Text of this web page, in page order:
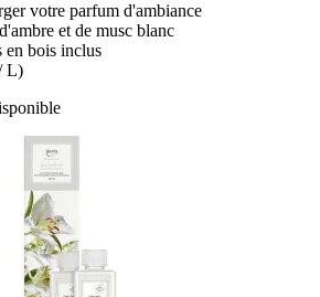
votre parfum d'ambiance
et de musc blanc
en bois inclus
L)